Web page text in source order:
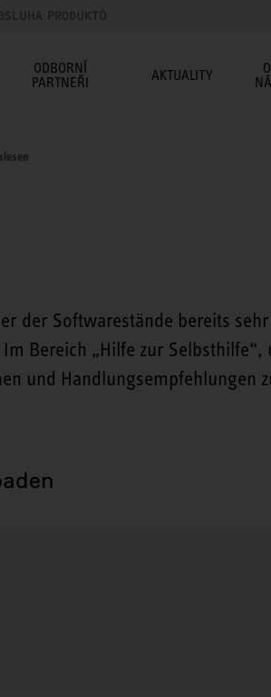
PRODUKTŮ
ODBORNÍ
PARTNEŘI
AKTUALITY
O
der Softwarestände bereits
Bereich „Hilfe zur
und Handlungsempfehlungen